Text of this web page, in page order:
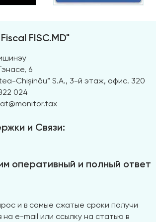
FISC.MD"
6
Chișinău” S.A., 3-й этаж, офис. 320
024
и Связи:
оперативный и полный ответ
и в самые сжатые сроки получи
на e-mail или ссылку на статью в